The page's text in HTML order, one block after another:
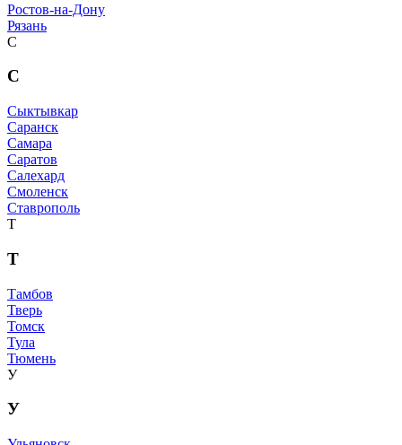
Ростов-на-Дону
Рязань
С
С
Сыктывкар
Саранск
Самара
Саратов
Салехард
Смоленск
Ставрополь
Т
Т
Тамбов
Тверь
Томск
Тула
Тюмень
У
У